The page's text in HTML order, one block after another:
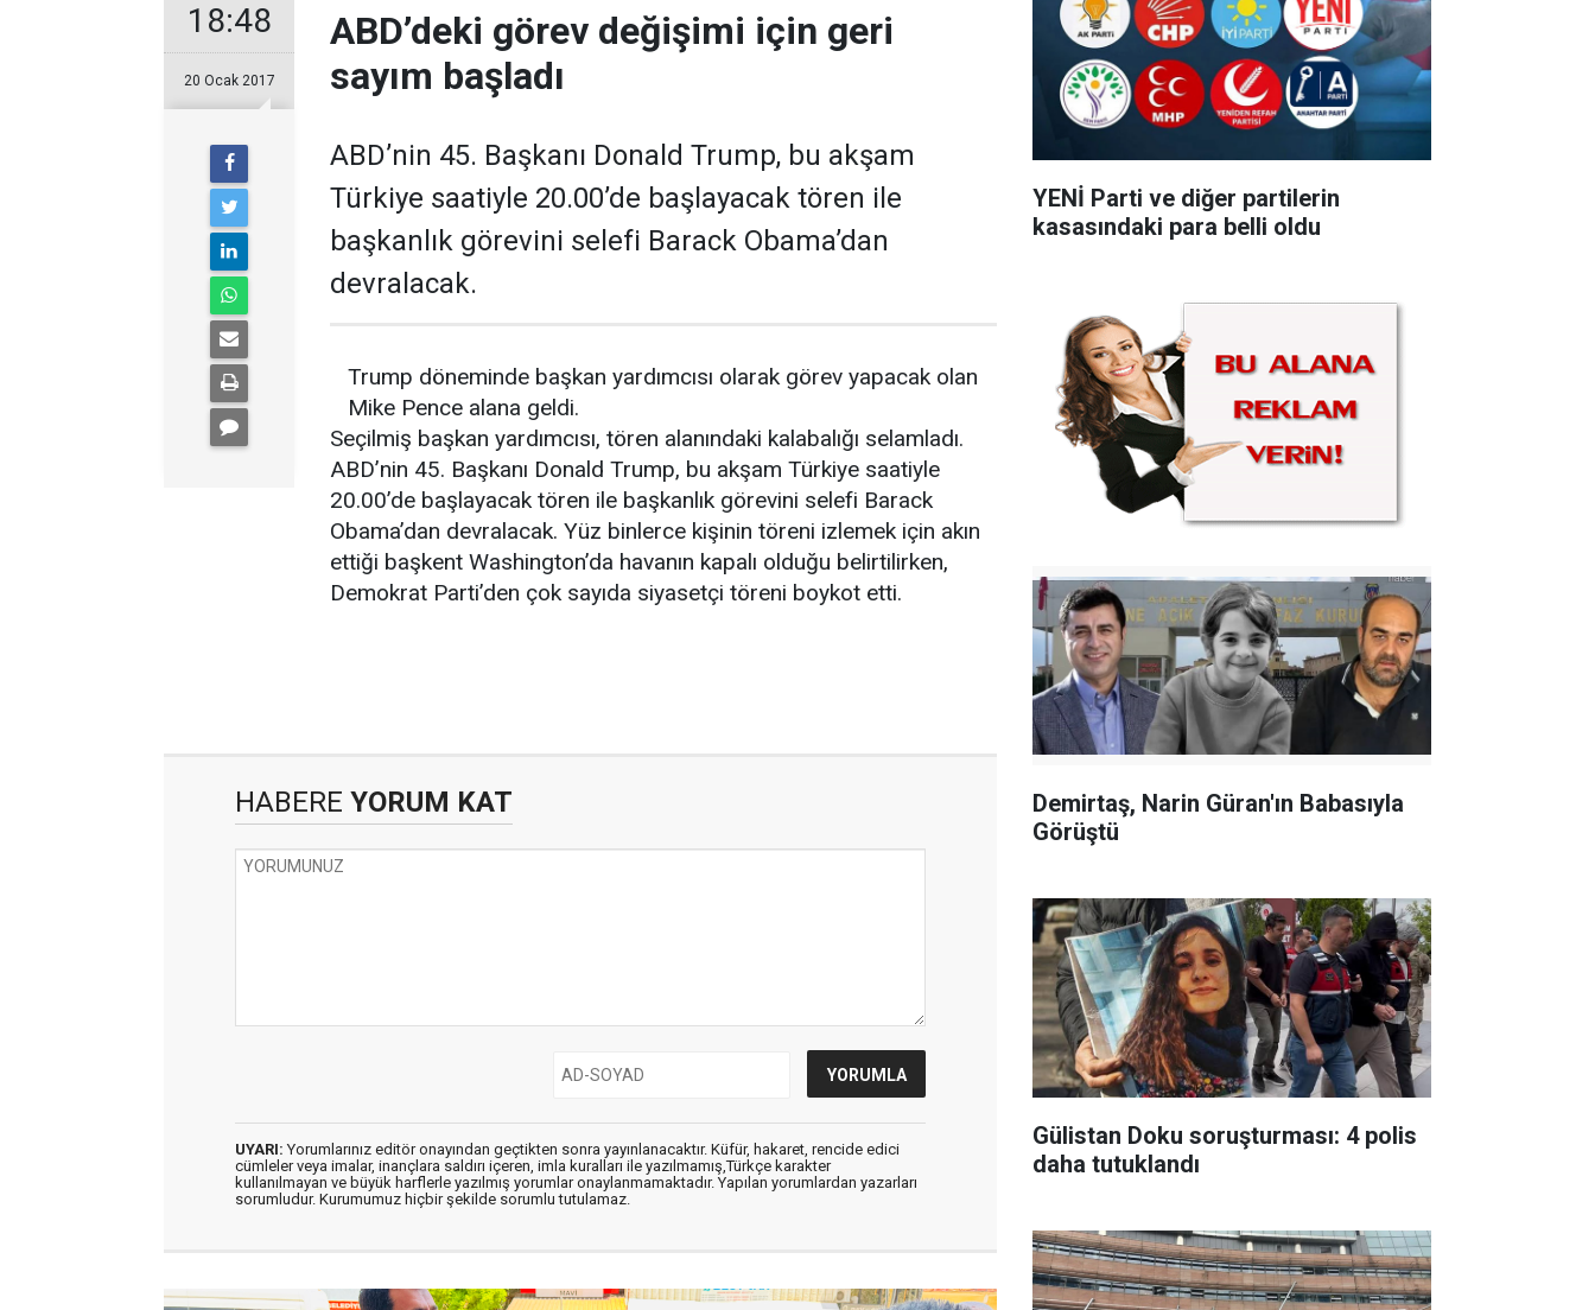
18:48
20 Ocak 2017
ABD’deki görev değişimi için geri
sayım başladı
ABD’nin 45. Başkanı Donald Trump, bu akşam
Türkiye saatiyle 20.00’de başlayacak tören ile
başkanlık görevini selefi Barack Obama’dan
devralacak.
Trump döneminde başkan yardımcısı olarak görev yapacak olan
Mike Pence alana geldi.
Seçilmiş başkan yardımcısı, tören alanındaki kalabalığı selamladı.
ABD’nin 45. Başkanı Donald Trump, bu akşam Türkiye saatiyle
20.00’de başlayacak tören ile başkanlık görevini selefi Barack
Obama’dan devralacak. Yüz binlerce kişinin töreni izlemek için akın
ettiği başkent Washington’da havanın kapalı olduğu belirtilirken,
Demokrat Parti’den çok sayıda siyasetçi töreni boykot etti.
HABERE YORUM KAT
UYARI: Yorumlarınız editör onayından geçtikten sonra yayınlanacaktır. Küfür, hakaret, rencide edici
cümleler veya imalar, inançlara saldırı içeren, imla kuralları ile yazılmamış,Türkçe karakter
kullanılmayan ve büyük harflerle yazılmış yorumlar onaylanmamaktadır. Yapılan yorumlardan yazarları
sorumludur. Kurumumuz hiçbir şekilde sorumlu tutulamaz.
YENİ Parti ve diğer partilerin
kasasındaki para belli oldu
Demirtaş, Narin Güran'ın Babasıyla
Görüştü
Gülistan Doku soruşturması: 4 polis
daha tutuklandı